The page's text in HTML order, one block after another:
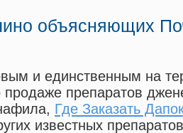
объясняющих
и единственным на
продаже препаратов
, Где Заказать
известных препаратов